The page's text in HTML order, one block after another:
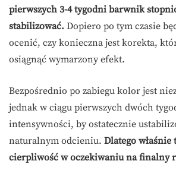
pierwszych 3-4 tygodni barwnik
stabilizować. Dopiero po tym czasie
ocenić, czy konieczna jest korekta,
osiągnąć wymarzony efekt.
Bezpośrednio po zabiegu kolor jest
jednak w ciągu pierwszych dwóch
intensywności, by ostatecznie
naturalnym odcieniu. Dlatego właśnie
cierpliwość w oczekiwaniu na finalny